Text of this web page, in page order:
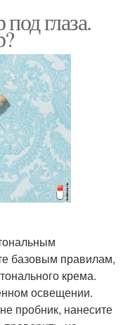
глаза.
базовым правилам,
крема.
освещении.
пробник, нанесите